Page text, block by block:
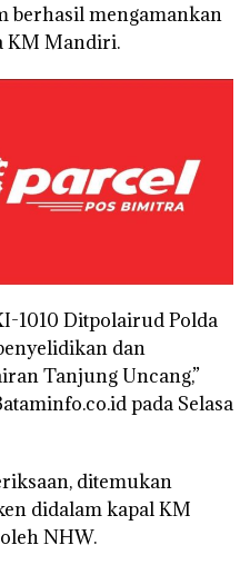
berhasil mengamankan
KM Mandiri.
1010 Ditpolairud Polda
dan
Tanjung Uncang,”
pada Selasa
ditemukan
didalam kapal KM
NHW.